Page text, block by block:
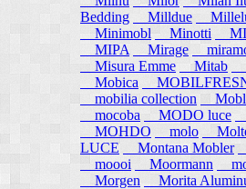
Bedding
Milldue
Minimobl Minotti
MIPA
Mirage
Misura Emme
Mitab
Mobica
mobilia collection
mocoba
MODO luce
MOHDO
molo
LUCE
Montana Mobler
moooi
Moormann
Morgen
Morita